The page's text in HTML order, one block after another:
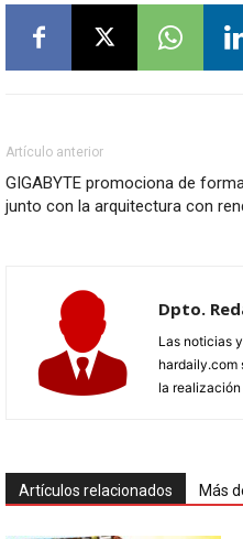
Artículo anterior
GIGABYTE promociona de
junto con la arquitectura con
Dpto.
Las noticias
hardaily.com
la
Artículos relacionados Más